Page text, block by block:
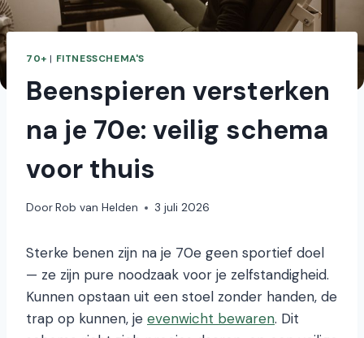
70+ | FITNESSCHEMA'S
Beenspieren versterken
na je 70e: veilig schema
voor thuis
DoorRob van Helden 3 juli 2026
Sterke benen zijn na je 70e geen sportief doel
— ze zijn pure noodzaak voor je zelfstandigheid.
Kunnen opstaan uit een stoel zonder handen, de
trap op kunnen, je evenwicht bewaren. Dit